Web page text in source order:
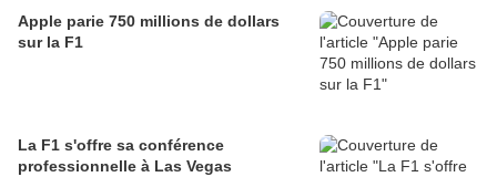
Apple parie 750 millions de dollars
sur la F1
La F1 s'offre sa conférence
professionnelle à Las Vegas